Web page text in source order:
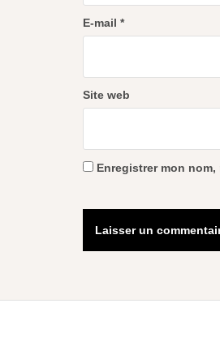
E-mail *
Site web
Enregistrer mon